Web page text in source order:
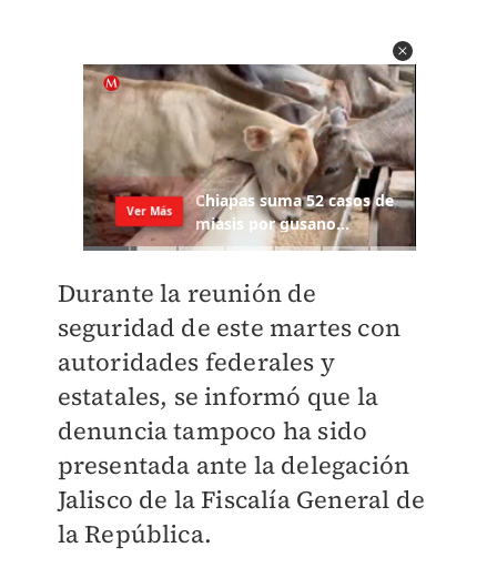
Durante la reunión de
seguridad de este martes con
autoridades federales y
estatales, se informó que la
denuncia tampoco ha sido
presentada ante la delegación
Jalisco de la Fiscalía General de
la República.